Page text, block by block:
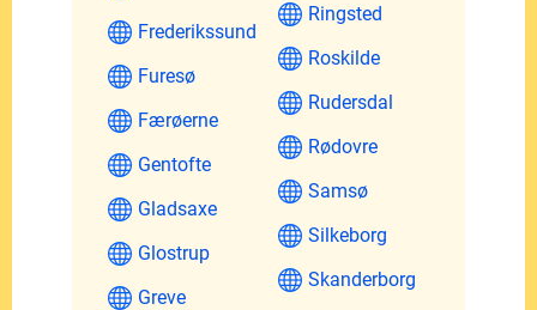
Frederikssund
Furesø
Færøerne
Gentofte
Gladsaxe
Glostrup
Greve
Ringsted
Roskilde
Rudersdal
Rødovre
Samsø
Silkeborg
Skanderborg